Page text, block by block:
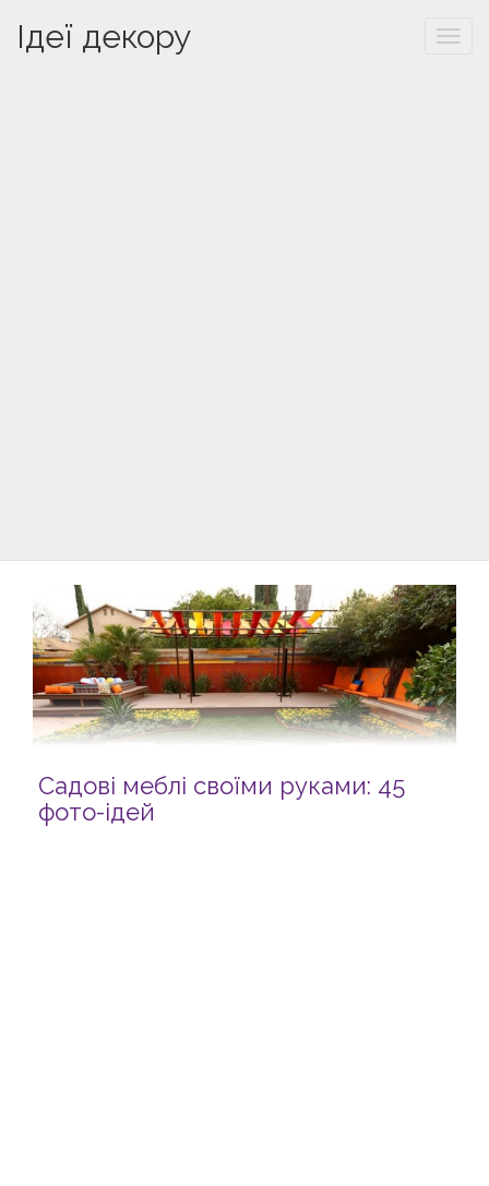
Ідеї декору
Садові меблі своїми руками: 45
фото-ідей